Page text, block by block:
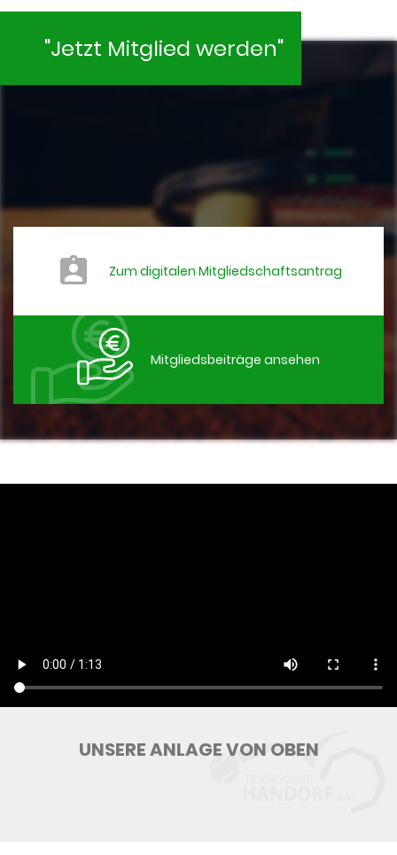
"Jetzt Mitglied werden"
Zum digitalen Mitgliedschaftsantrag
Mitgliedsbeiträge ansehen
UNSERE ANLAGE VON OBEN